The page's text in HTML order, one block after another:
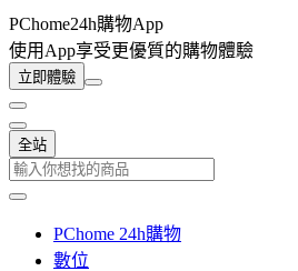
PChome24h購物App
使用App享受更優質的購物體驗
立即體驗
全站
PChome 24h購物
數位